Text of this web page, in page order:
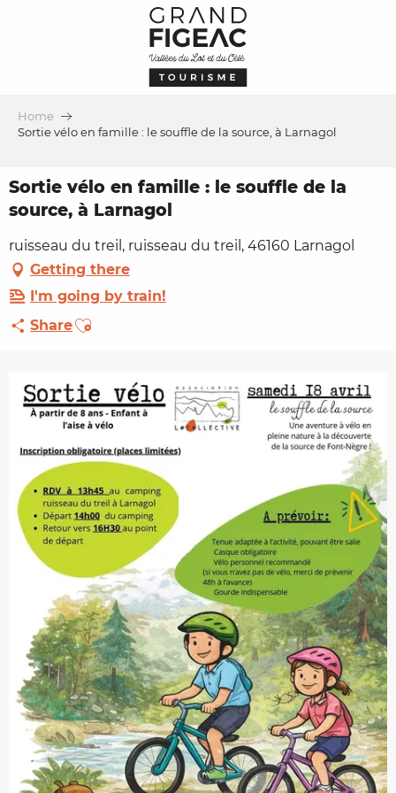
Home
Sortie vélo en famille : le souffle de la source, à Larnagol
Sortie vélo en famille : le souffle de la
source, à Larnagol
ruisseau du treil, ruisseau du treil, 46160 Larnagol
Getting there
I'm going by train!
ShareAjouter aux favoris